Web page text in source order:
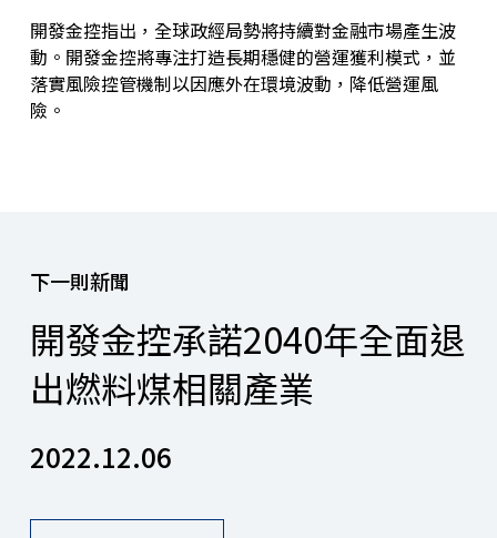
開發金控指出 ，全球政經局勢將持續對金融市場產生波
動。 開發金控將專注打造長期穩健的營運獲利模式，並
落實風險控管機制以因應外在環境波動，降低營運風
險。
下一則新聞
開發金控承諾2040年全面退
出燃料煤相關產業
2022.12.06